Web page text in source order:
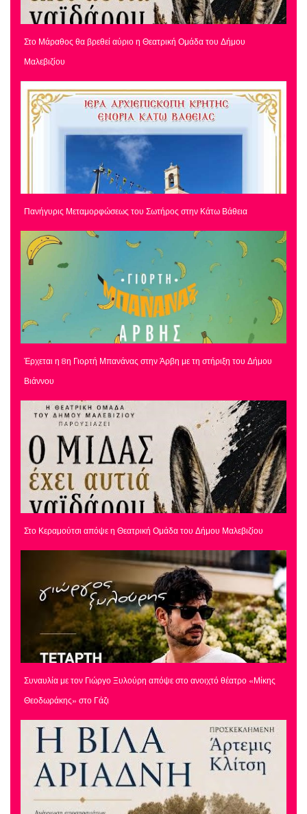
Στο Μάραθος θα βρεθεί αύριο η Θεατρική Ομάδα του Δήμου
Μαλεβιζίου
Πανήγυρις Μεταμορφώσεως του Σωτήρος στην Κάτω Βάθεια
Έρχεται η 8η Γιορτή Μπανάνας στην Άρβη με τη στήριξη του Δήμου
Βιάννου
Στο Κεραμούτσι απόψε η Θεατρική Ομάδα του Δήμου Μαλεβιζίου
Συναυλία με τον Γιώργο Ξυλούρη απόψε στο ανοιχτό θέατρο «Μίκης
Θεοδωράκης» στο Γάζι